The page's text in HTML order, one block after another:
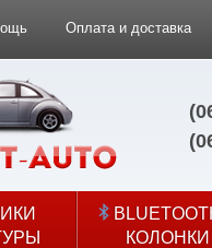
Оплата и доставка
КОЛОНКИ